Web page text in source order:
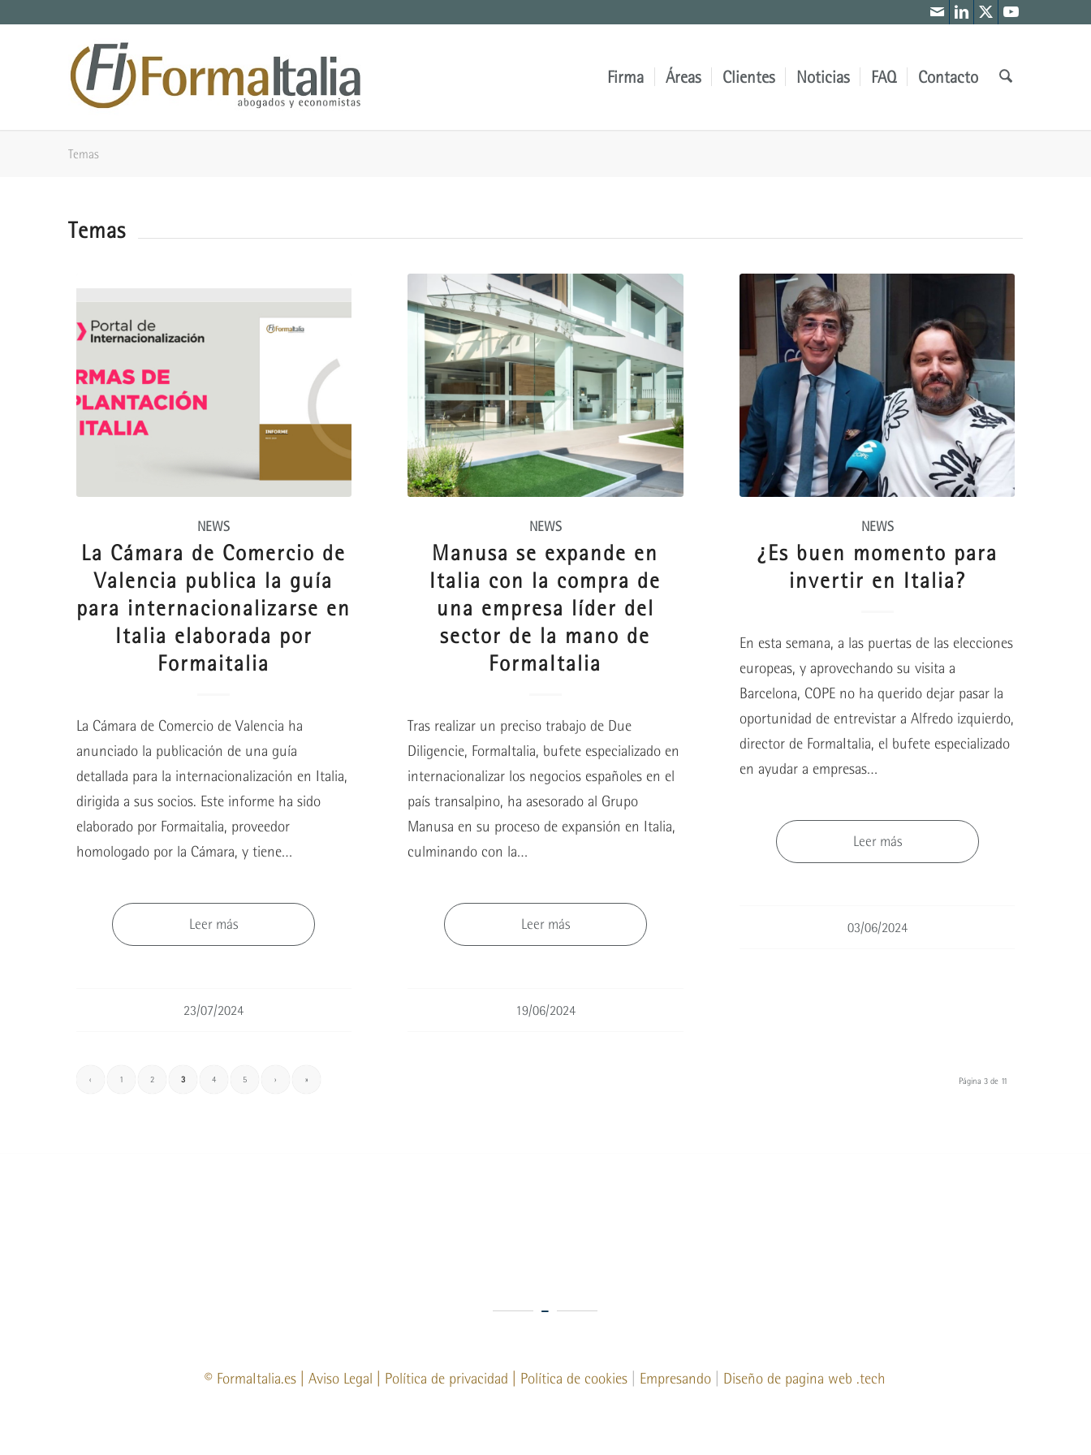
Firma Áreas Clientes Noticias FAQ Contacto
Temas
Temas
NEWS
La Cámara de Comercio de
Valencia publica la guía
para internacionalizarse en
Italia elaborada por
Formaitalia
La Cámara de Comercio de Valencia ha
anunciado la publicación de una guía
detallada para la internacionalización en Italia,
dirigida a sus socios. Este informe ha sido
elaborado por Formaitalia, proveedor
homologado por la Cámara, y tiene…
Leer más
23/07/2024
NEWS
Manusa se expande en
Italia con la compra de
una empresa líder del
sector de la mano de
FormaItalia
Tras realizar un preciso trabajo de Due
Diligencie, FormaItalia, bufete especializado en
internacionalizar los negocios españoles en el
país transalpino, ha asesorado al Grupo
Manusa en su proceso de expansión en Italia,
culminando con la…
Leer más
19/06/2024
NEWS
¿Es buen momento para
invertir en Italia?
En esta semana, a las puertas de las elecciones
europeas, y aprovechando su visita a
Barcelona, COPE no ha querido dejar pasar la
oportunidad de entrevistar a Alfredo izquierdo,
director de FormaItalia, el bufete especializado
en ayudar a empresas…
Leer más
03/06/2024
Página 3 de 11
‹ 1 2 3 4 5 › »
© FormaItalia.es Aviso Legal Política de privacidad Política de cookies Empresando Diseño de pagina web .tech